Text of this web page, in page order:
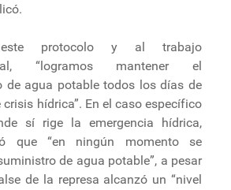
protocolo y al trabajo
“logramos mantener el
de agua potable todos los días de
crisis hídrica”. En el caso específico
sí rige la emergencia hídrica,
que “en ningún momento se
de agua potable”, a pesar
de la represa alcanzó un “nivel